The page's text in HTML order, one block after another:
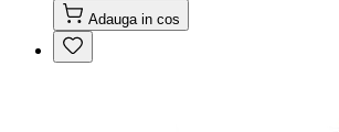
Adauga in cos